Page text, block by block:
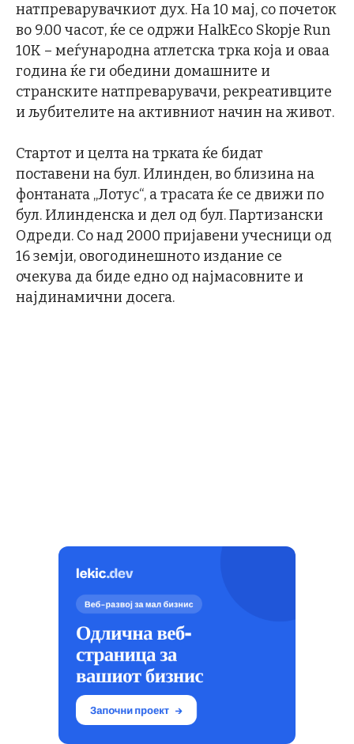
натпреварувачкиот дух. На 10 мај, со почеток
во 9.00 часот, ќе се одржи HalkEco Skopje Run
10К – меѓународна атлетска трка која и оваа
година ќе ги обедини домашните и
странските натпреварувачи, рекреативците
и љубителите на активниот начин на живот.
Стартот и целта на трката ќе бидат
поставени на бул. Илинден, во близина на
фонтаната „Лотус“, а трасата ќе се движи по
бул. Илинденска и дел од бул. Партизански
Одреди. Со над 2000 пријавени учесници од
16 земји, овогодинешното издание се
очекува да биде едно од најмасовните и
најдинамични досега.